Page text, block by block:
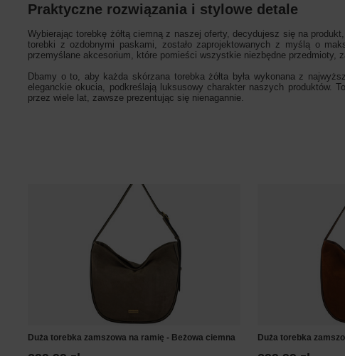
Praktyczne rozwiązania i stylowe detale
Wybierając torebkę żółtą ciemną z naszej oferty, decydujesz się na
torebki z ozdobnymi paskami, zostało zaprojektowanych z myślą o
przemyślane akcesorium, które pomieści wszystkie niezbędne przedmioty,
Dbamy o to, aby każda skórzana torebka żółta była wykonana z
eleganckie okucia, podkreślają luksusowy charakter naszych produktów.
przez wiele lat, zawsze prezentując się nienagannie.
Duża torebka zamszowa na ramię - Beżowa ciemna Duża torebka